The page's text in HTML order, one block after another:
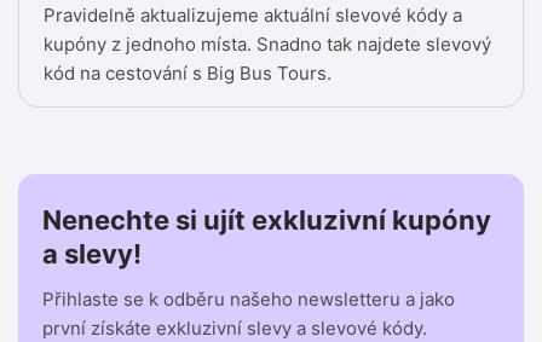
Pravidelně aktualizujeme aktuální slevové kódy a
kupóny z jednoho místa. Snadno tak najdete slevový
kód na cestování s Big Bus Tours.
Nenechte si ujít exkluzivní kupóny
a slevy!
Přihlaste se k odběru našeho newsletteru a jako
první získáte exkluzivní slevy a slevové kódy.